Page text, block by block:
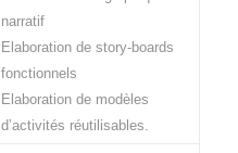
narratif
Elaboration de story-boards
fonctionnels
Elaboration de modèles
d’activités réutilisables.